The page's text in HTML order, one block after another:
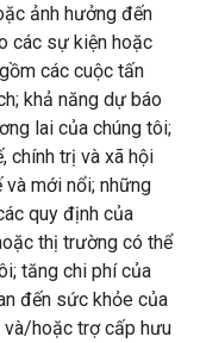
ảnh hưởng đến
các sự kiện hoặc
các cuộc tấn
khả năng dự báo
lai của chúng tôi;
chính trị và xã hội
mới nổi; những
quy định của
thị trường có thể
tăng chi phí của
đến sức khỏe của
và/hoặc trợ cấp hưu